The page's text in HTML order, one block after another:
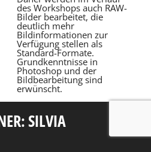
des Workshops auch RAW-
Bilder bearbeitet, die
deutlich mehr
Bildinformationen zur
Verfügung stellen als
Standard-Formate.
Grundkenntnisse in
Photoshop und der
Bildbearbeitung sind
erwünscht.
SILVIA